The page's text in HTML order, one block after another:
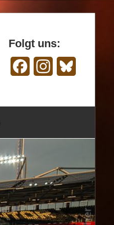
Folgt uns:
FacebookInstagram